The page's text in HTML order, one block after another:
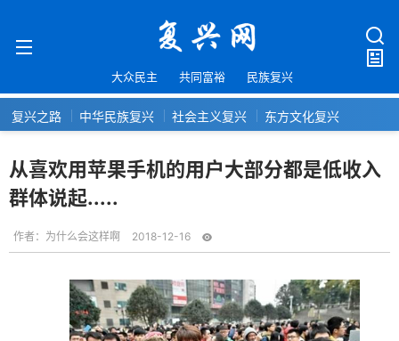
大众民主 共同富裕 民族复兴
复兴之路 中华民族复兴 社会主义复兴 东方文化复兴
从喜欢用苹果手机的用户大部分都是低收入
群体说起.....
作者： 为什么会这样啊 2018-12-16